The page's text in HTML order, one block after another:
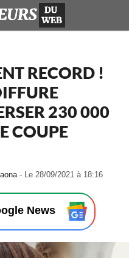
RECORD !
230 000
COUPE
- Le 28/09/2021 à 18:16
0
News